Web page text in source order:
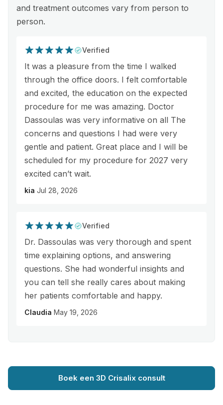
and treatment outcomes vary from person to
person.
Verified
It was a pleasure from the time I walked
through the office doors. I felt comfortable
and excited, the education on the expected
procedure for me was amazing. Doctor
Dassoulas was very informative on all The
concerns and questions I had were very
gentle and patient. Great place and I will be
scheduled for my procedure for 2027 very
excited can’t wait.
kia Jul 28, 2026
Verified
Dr. Dassoulas was very thorough and spent
time explaining options, and answering
questions. She had wonderful insights and
you can tell she really cares about making
her patients comfortable and happy.
Claudia May 19, 2026
Boek een 3D Crisalix consult